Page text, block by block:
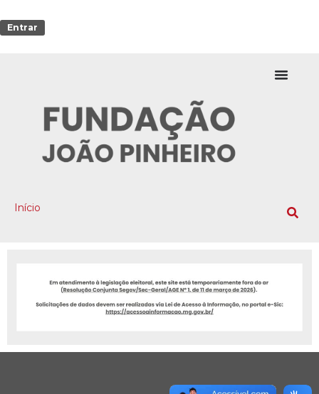
Entrar
Início